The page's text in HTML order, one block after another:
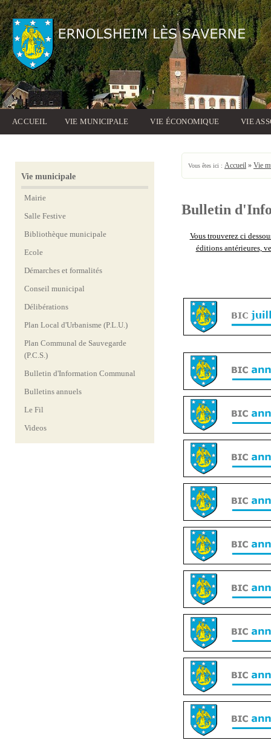
ACCUEIL VIE MUNICIPALE VIE ÉCONOMIQUE VIE
Vie municipale
Mairie
Salle Festive
Bibliothèque municipale
Ecole
Démarches et formalités
Conseil municipal
Délibérations
Plan Local d'Urbanisme (P.L.U.)
Plan Communal de Sauvegarde
(P.C.S.)
Bulletin d'Information Communal
Bulletins annuels
Le Fil
Videos
Vous êtes ici : Accueil » Vie
Bulletin
Vous trouverez ci
éditions antérieures,